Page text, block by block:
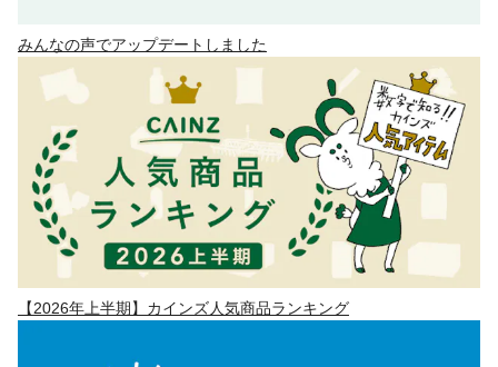
みんなの声でアップデートしました
【2026年上半期】カインズ人気商品ランキング